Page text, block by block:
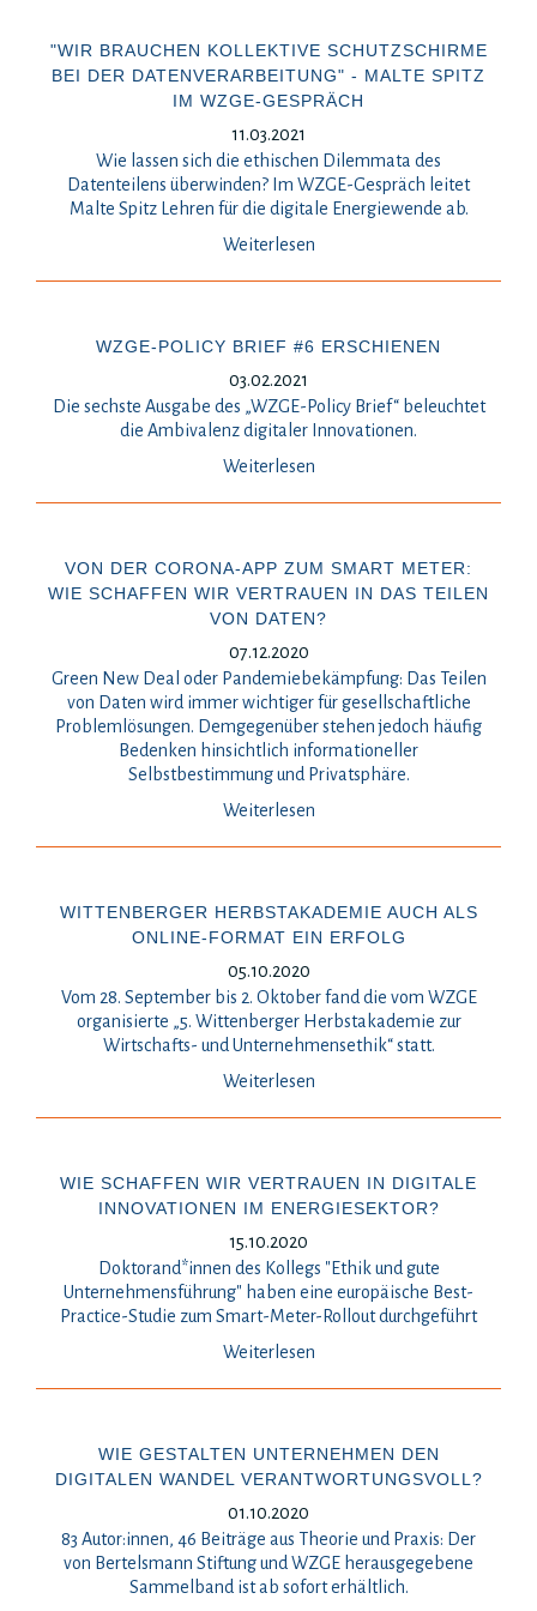
"WIR BRAUCHEN KOLLEKTIVE SCHUTZSCHIRME
BEI DER DATENVERARBEITUNG" - MALTE SPITZ
IM WZGE-GESPRÄCH
11.03.2021
Wie lassen sich die ethischen Dilemmata des
Datenteilens überwinden? Im WZGE-Gespräch leitet
Malte Spitz Lehren für die digitale Energiewende ab.
Weiterlesen
WZGE-POLICY BRIEF #6 ERSCHIENEN
03.02.2021
Die sechste Ausgabe des „WZGE-Policy Brief“ beleuchtet
die Ambivalenz digitaler Innovationen.
Weiterlesen
VON DER CORONA-APP ZUM SMART METER:
WIE SCHAFFEN WIR VERTRAUEN IN DAS TEILEN
VON DATEN?
07.12.2020
Green New Deal oder Pandemiebekämpfung: Das Teilen
von Daten wird immer wichtiger für gesellschaftliche
Problemlösungen. Demgegenüber stehen jedoch häufig
Bedenken hinsichtlich informationeller
Selbstbestimmung und Privatsphäre.
Weiterlesen
WITTENBERGER HERBSTAKADEMIE AUCH ALS
ONLINE-FORMAT EIN ERFOLG
05.10.2020
Vom 28. September bis 2. Oktober fand die vom WZGE
organisierte „5. Wittenberger Herbstakademie zur
Wirtschafts- und Unternehmensethik“ statt.
Weiterlesen
WIE SCHAFFEN WIR VERTRAUEN IN DIGITALE
INNOVATIONEN IM ENERGIESEKTOR?
15.10.2020
Doktorand*innen des Kollegs "Ethik und gute
Unternehmensführung" haben eine europäische Best-
Practice-Studie zum Smart-Meter-Rollout durchgeführt
Weiterlesen
WIE GESTALTEN UNTERNEHMEN DEN
DIGITALEN WANDEL VERANTWORTUNGSVOLL?
01.10.2020
83 Autor:innen, 46 Beiträge aus Theorie und Praxis: Der
von Bertelsmann Stiftung und WZGE herausgegebene
Sammelband ist ab sofort erhältlich.